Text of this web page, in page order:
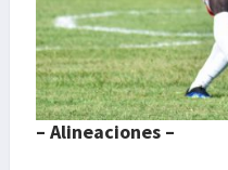
– Alineaciones –